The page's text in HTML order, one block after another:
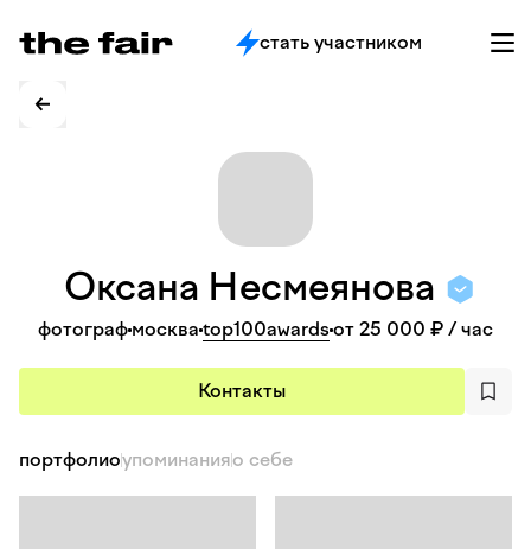
стать участником
Оксана Несмеянова
фотограф москва top100awardsот 25 000 ₽ / час
Контакты
портфолиоупоминанияо себе